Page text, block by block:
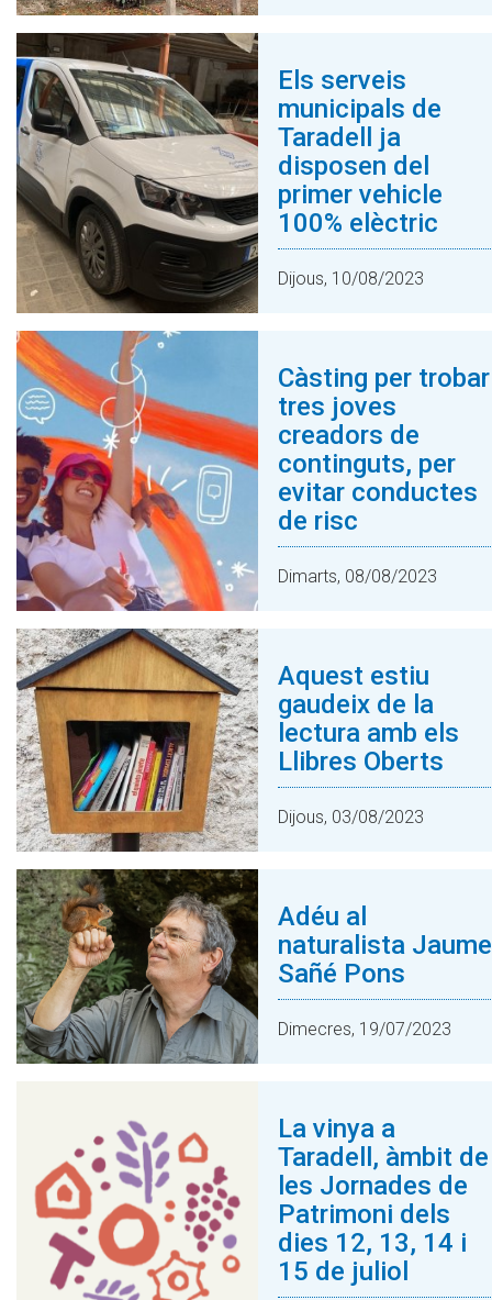
Els serveis
municipals de
Taradell ja
disposen del
primer vehicle
100% elèctric
Dijous, 10/08/2023
Càsting per trobar
tres joves
creadors de
continguts, per
evitar conductes
de risc
Dimarts, 08/08/2023
Aquest estiu
gaudeix de la
lectura amb els
Llibres Oberts
Dijous, 03/08/2023
Adéu al
naturalista Jaume
Sañé Pons
Dimecres, 19/07/2023
La vinya a
Taradell, àmbit de
les Jornades de
Patrimoni dels
dies 12, 13, 14 i
15 de juliol